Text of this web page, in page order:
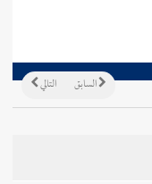
التالي السابق